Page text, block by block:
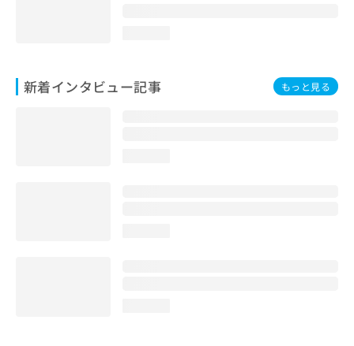
新着インタビュー記事 もっと見る